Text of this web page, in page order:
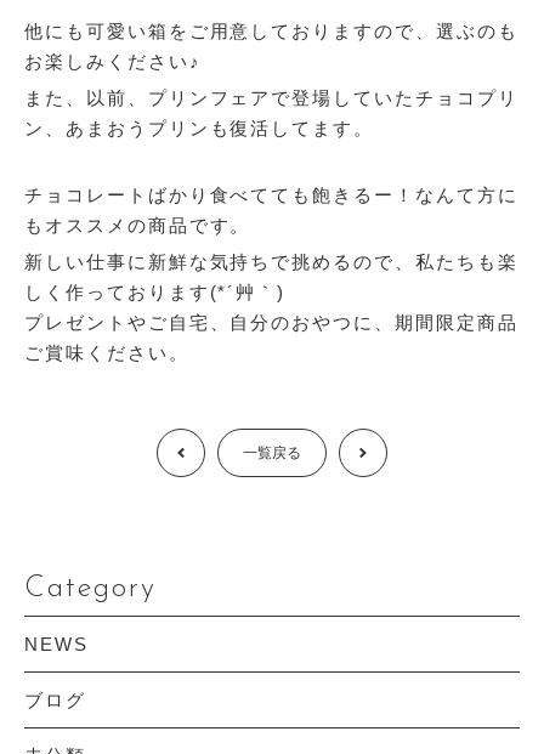
他にも可愛い箱をご用意しておりますので、選ぶのも
お楽しみください♪
また、以前、プリンフェアで登場していたチョコプリ
ン、あまおうプリンも復活してます。
チョコレートばかり食べてても飽きるー！なんて方に
もオススメの商品です。
新しい仕事に新鮮な気持ちで挑めるので、私たちも楽
しく作っております(*´艸｀)
プレゼントやご自宅、自分のおやつに、期間限定商品
ご賞味ください。
Prev 一覧戻る Next
Category
NEWS
ブログ